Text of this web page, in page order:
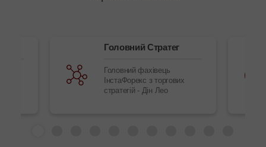
Головний Стратег
Головний фахівець
ІнстаФорекс з торгових
стратегій - Дін Лео